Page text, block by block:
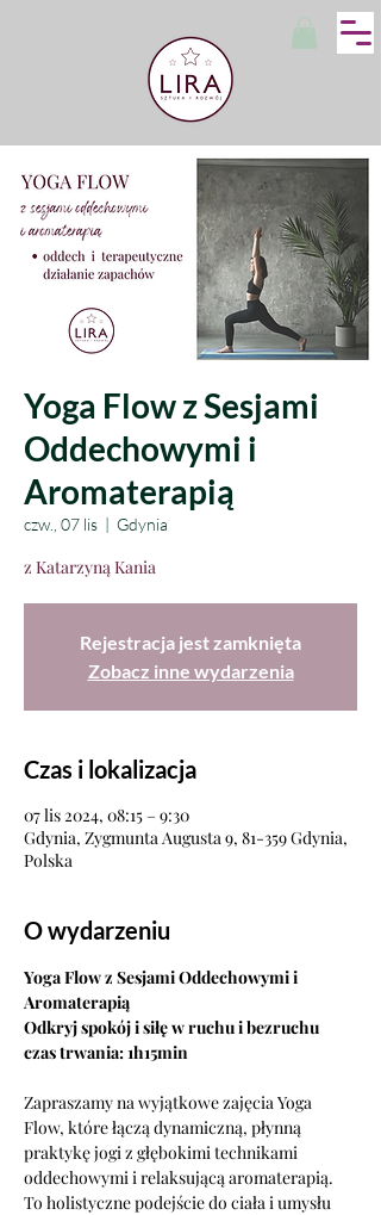
Yoga Flow z Sesjami
Oddechowymi i
Aromaterapią
czw., 07 lis
  |
Gdynia
z Katarzyną Kania
Rejestracja jest zamknięta
Zobacz inne wydarzenia
Czas i lokalizacja
07 lis 2024, 08:15 – 9:30
Gdynia, Zygmunta Augusta 9, 81-359 Gdynia,
Polska
O wydarzeniu
Yoga Flow z Sesjami Oddechowymi i
Aromaterapią
Odkryj spokój i siłę w ruchu i bezruchu
czas trwania: 1h15min
Zapraszamy na wyjątkowe zajęcia Yoga
Flow, które łączą dynamiczną, płynną
praktykę jogi z głębokimi technikami
oddechowymi i relaksującą aromaterapią.
To holistyczne podejście do ciała i umysłu